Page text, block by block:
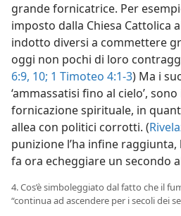
grande fornicatrice. Per
imposto dalla Chiesa Cattolica
indotto diversi a commettere
oggi non pochi di loro
6:9, 10; 1 Timoteo 4:1-3) Ma i
‘ammassatisi fino al cielo’,
fornicazione spirituale, in
allea con politici corrotti. (
punizione l’ha infine
fa ora echeggiare un secondo
4. Cos’è simboleggiato dal fatto che il
“continua ad ascendere per i secoli dei